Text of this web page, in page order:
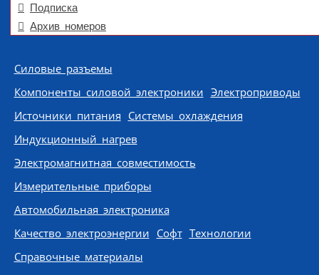
Подписка
Архив номеров
Skip to content
Силовые разъемы
Компоненты силовой электроники Электроприводы
Источники питания Системы охлаждения
Индукционный нагрев
Электромагнитная совместимость
Измерительные приборы
Автомобильная электроника
Качество электроэнергии Софт Технологии
Справочные материалы